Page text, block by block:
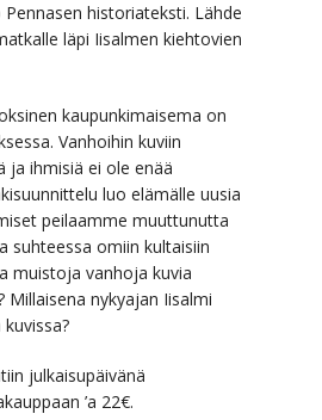
historiateksti. Lähde
läpi Iisalmen kiehtovien
kaupunkimaisema on
Vanhoihin kuviin
ja ihmisiä ei ole enää
luo elämälle uusia
peilaamme muuttunutta
suhteessa omiin kultaisiin
muistoja vanhoja kuvia
Millaisena nykyajan Iisalmi
julkaisupäivänä
’a 22€.